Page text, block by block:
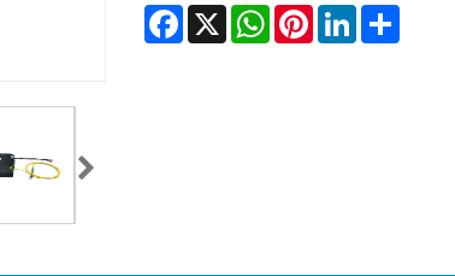
Facebook
X WhatsAppPinterestLinkedInShare